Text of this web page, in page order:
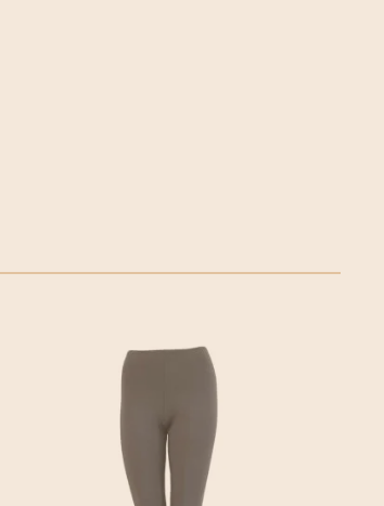
aandacht is zeker een van de sleutels
om kwaliteitsproducten aan te
en knowhow. Hoewel de uitdagingen
meer dan ooit onbetwistbaar zijn,
toezeggingen te doen. Verbintenissen
in de continuïteit van een visie rond de
Verbintenissen die ervoor zorgen